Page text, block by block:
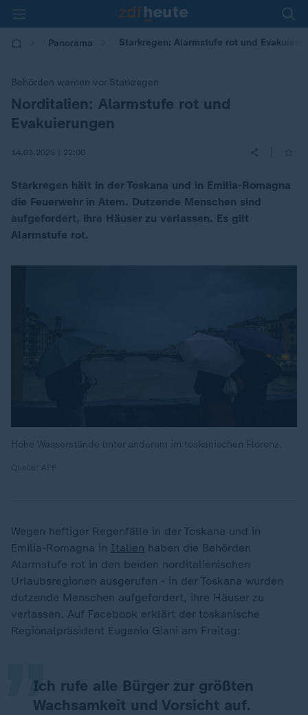
Panorama Starkregen: Alarmstufe rot und
Behörden warnen vor Starkregen
:Norditalien: Alarmstufe rot und
Evakuierungen
14.03.2025 | 22:00
Starkregen hält in der Toskana und in Emilia-Romagna
die Feuerwehr in Atem. Dutzende Menschen sind
aufgefordert, ihre Häuser zu verlassen. Es gilt
Alarmstufe rot.
Hohe Wasserstände unter anderem im toskanischen Florenz.
Wegen heftiger Regenfälle in der Toskana und in
Emilia-Romagna in Italien haben die Behörden
Alarmstufe rot in den beiden norditalienischen
Urlaubsregionen ausgerufen - in der Toskana wurden
dutzende Menschen aufgefordert, ihre Häuser zu
verlassen. Auf Facebook erklärt der toskanische
Regionalpräsident Eugenio Giani am Freitag:
Ich rufe alle Bürger zur größten
Wachsamkeit und Vorsicht auf.
„